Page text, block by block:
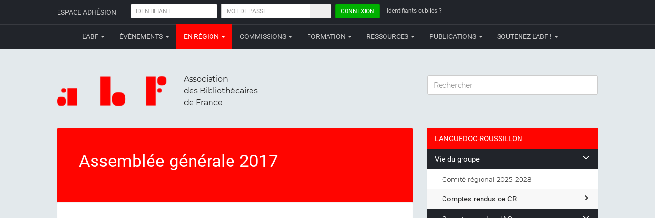
ESPACE ADHÉSION IDENTIFIANT
MOT
PASSE
CONNEXION Identifiants oubliés ?
L'ABF ÉVÈNEMENTS EN RÉGION COMMISSIONS FORMATION RESSOURCES PUBLICATIONS SOUTENEZ L'ABF !
Association
des Bibliothécaires
de France
RECHERCHER
Assemblée générale 2017
LANGUEDOC-ROUSSILLON
Vie du groupe
Comité régional 2025-2028
Comptes rendus de CR